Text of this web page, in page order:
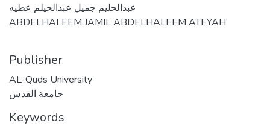
عبدالحليم جميل عبدالحيلم عطيه
ABDELHALEEM JAMIL ABDELHALEEM ATEYAH
Publisher
AL-Quds University
جامعة القدس
Keywords